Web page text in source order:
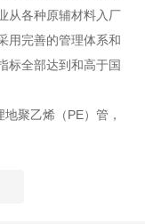
从各种原辅材料入厂
用完善的管理体系和
标全部达到和高于国
聚乙烯（PE）管，